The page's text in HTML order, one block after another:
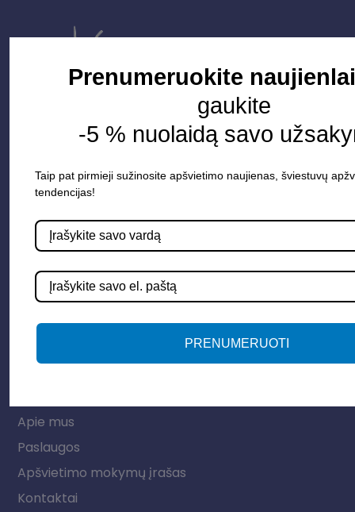
Parduotuvė
Apšvietimo sistemos
Elektros instaliacija
Lauko šviestuvai
LED juostos
Vidaus apšvietimas
Apie mus
Paslaugos
Apšvietimo mokymų įrašas
Kontaktai
Prenumeruokite
gaukite
-5 % nuolaidą savo
Taip pat pirmieji sužinosite apšvietimo naujienas, šviestuvų
tendencijas!
PRENUMERUOTI